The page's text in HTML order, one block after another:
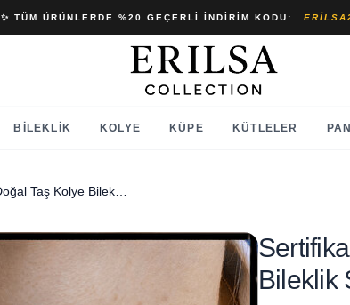
✨ TÜM ÜRÜNLERDE %20 GEÇERLI İNDIRIM KODU:
BILEKLIK KOLYE KÜPE KÜTLELER
Bileklik